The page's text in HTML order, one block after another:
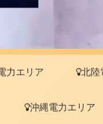
力エリア 北陸
沖縄電力エリア